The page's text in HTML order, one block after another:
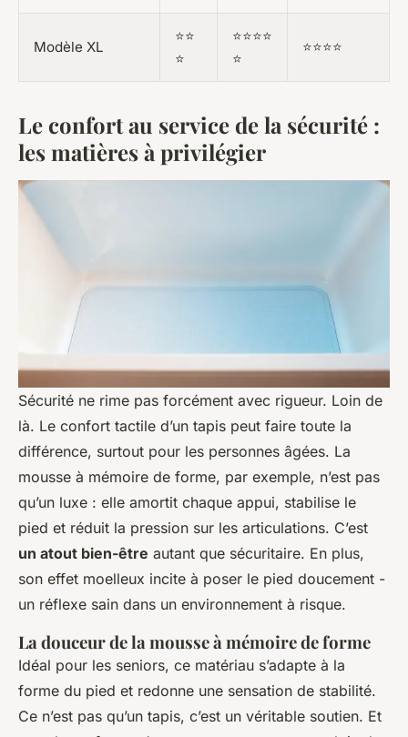
Modèle XL
⭐⭐
⭐
⭐⭐⭐⭐
⭐
⭐⭐⭐⭐
Le confort au service de la sécurité :
les matières à privilégier
Sécurité ne rime pas forcément avec rigueur. Loin de
là. Le confort tactile d’un tapis peut faire toute la
différence, surtout pour les personnes âgées. La
mousse à mémoire de forme, par exemple, n’est pas
qu’un luxe : elle amortit chaque appui, stabilise le
pied et réduit la pression sur les articulations. C’est
un atout bien-être autant que sécuritaire. En plus,
son effet moelleux incite à poser le pied doucement -
un réflexe sain dans un environnement à risque.
La douceur de la mousse à mémoire de forme
Idéal pour les seniors, ce matériau s’adapte à la
forme du pied et redonne une sensation de stabilité.
Ce n’est pas qu’un tapis, c’est un véritable soutien. Et